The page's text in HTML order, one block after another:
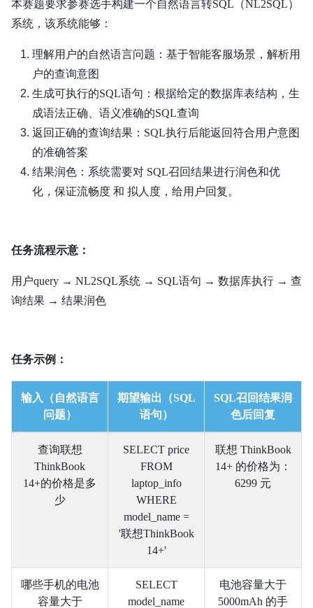
本赛题要求参赛选手构建一个自然语言转SQL（NL2SQL）
系统，该系统能够：
理解用户的自然语言问题：基于智能客服场景，解析用
户的查询意图
生成可执行的SQL语句：根据给定的数据库表结构，生
成语法正确、语义准确的SQL查询
返回正确的查询结果：SQL执行后能返回符合用户意图
的准确答案
结果润色：系统需要对 SQL召回结果进行润色和优
化，保证流畅度 和 拟人度，给用户回复。
任务流程示意：
用户query → NL2SQL系统 → SQL语句 → 数据库执行 → 查
询结果 → 结果润色
任务示例：
输入（自然语言
问题）
期望输出（SQL
语句）
SQL召回结果润
色后回复
查询联想
ThinkBook
14+的价格是多
少
SELECT price
FROM
laptop_info
WHERE
model_name =
'联想ThinkBook
14+'
联想 ThinkBook
14+ 的价格为：
6299 元
哪些手机的电池
容量大于
SELECT
model_name
电池容量大于
5000mAh 的手